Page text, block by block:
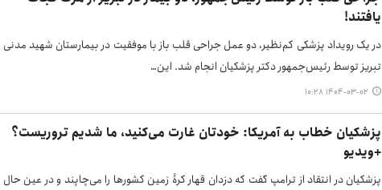
یافتند!
در یک رویداد پزشکی کم‌نظیر، دو عمل جراحی قلب باز با موفقیت در بیمارستان شهید مدنی
تبریز توسط رئیس‌جمهور دکتر پزشکیان انجام شد. این…
۱۴۰۴-۰۳-۰۲ ۱۰:۲۸
پزشکیان خطاب به آمریکا: خودتان غارت می‌کنید، ما شدیم تروریست؟
+ویدیو
پزشکیان در انتقاد از ترامپ گفت که دزدان قهار کرۀ زمین کشورها را می‌چاپند و در عین حال